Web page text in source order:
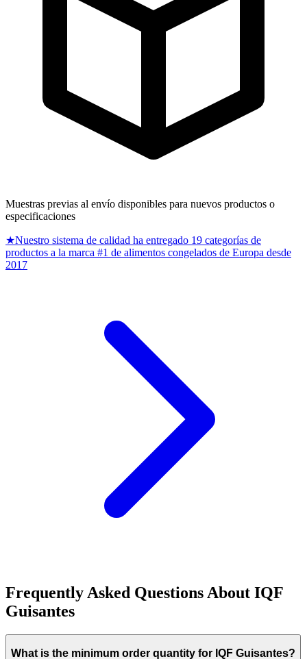
Muestras previas al envío disponibles para nuevos productos o
especificaciones
★Nuestro sistema de calidad ha entregado 19 categorías de
productos a la marca #1 de alimentos congelados de Europa desde
2017
Frequently Asked Questions About IQF
Guisantes
What is the minimum order quantity for IQF Guisantes?